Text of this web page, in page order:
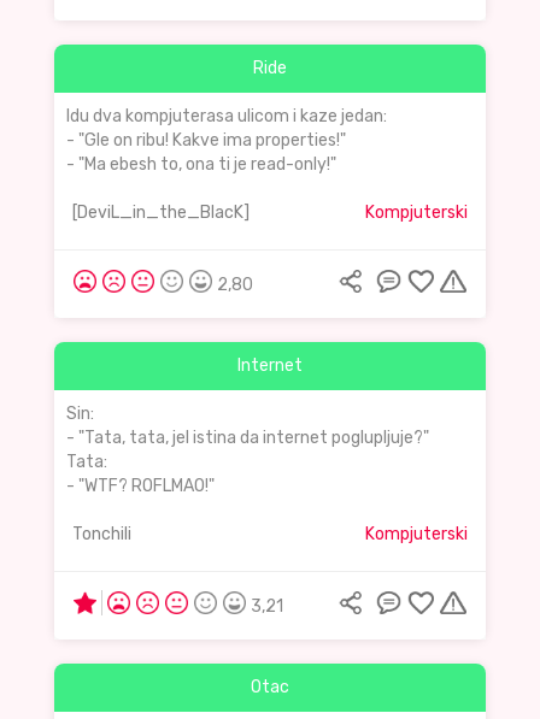
Ride
Idu dva kompjuterasa ulicom i kaze jedan:
- "Gle on ribu! Kakve ima properties!"
- "Ma ebesh to, ona ti je read-only!"
[DeviL_in_the_BlacK] Kompjuterski
2,80
Internet
Sin:
- "Tata, tata, jel istina da internet poglupljuje?"
Tata:
- "WTF? ROFLMAO!"
Tonchili Kompjuterski
3,21
Otac